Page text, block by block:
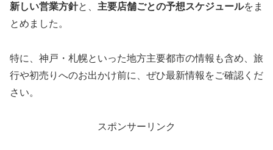
新しい営業方針と、 主要店舗ごとの予想スケジュールをま
とめました。
特に、神戸・札幌といった地方主要都市の情報も含め、旅
行や初売りへのお出かけ前に、ぜひ最新情報をご確認くだ
さい。
スポンサーリンク